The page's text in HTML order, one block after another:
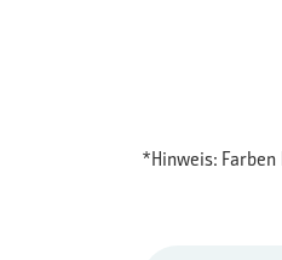
*Hinweis: